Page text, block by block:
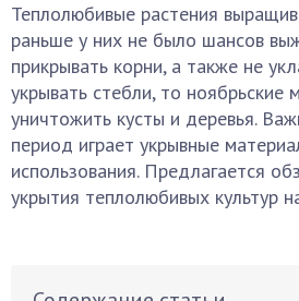
Теплолюбивые растения
раньше у них не было шансов
прикрывать корни, а также не
укрывать стебли, то ноябрьские
уничтожить кусты и деревья.
период играет укрывные
использования. Предлагается
укрытия теплолюбивых культур